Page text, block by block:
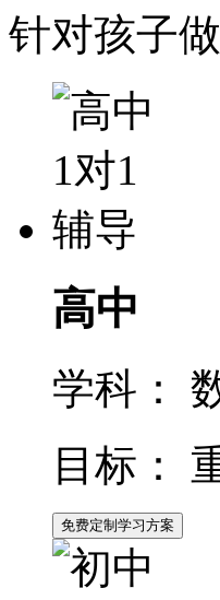
针对孩子
高中
学科：
目标：
免费定制学习方案